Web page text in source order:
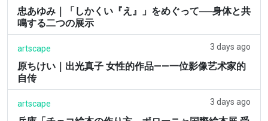
忠あゆみ｜「しかくい『え』」をめぐって──身体と共
鳴する二つの展示
artscape 3 days ago
原ちけい｜出光真子 女性的作品——一位影像艺术家的
自传
artscape 3 days ago